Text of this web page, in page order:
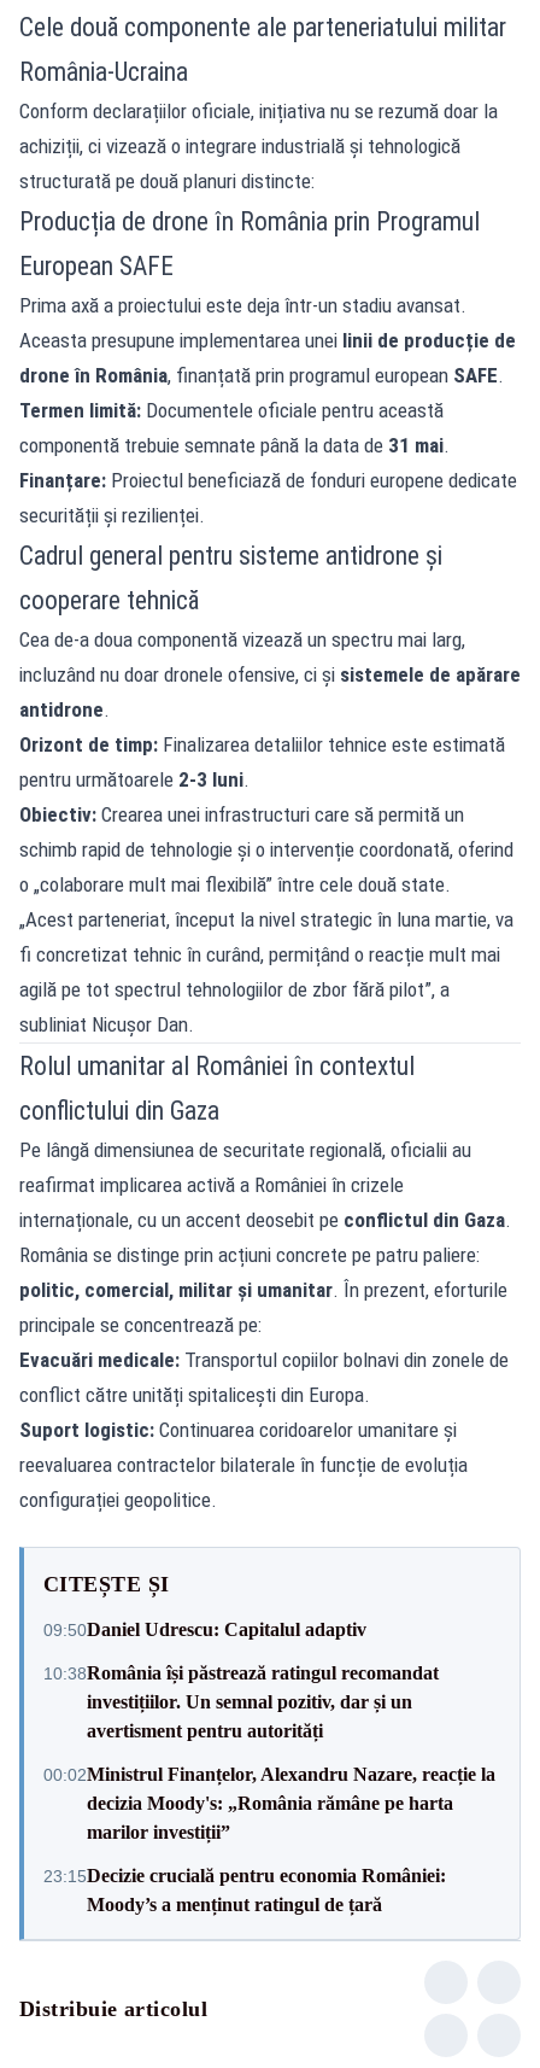
Cele două componente ale parteneriatului militar
România-Ucraina
Conform declarațiilor oficiale, inițiativa nu se rezumă doar la
achiziții, ci vizează o integrare industrială și tehnologică
structurată pe două planuri distincte:
Producția de drone în România prin Programul
European SAFE
Prima axă a proiectului este deja într-un stadiu avansat.
Aceasta presupune implementarea unei linii de producție de
drone în România, finanțată prin programul european SAFE.
Termen limită: Documentele oficiale pentru această
componentă trebuie semnate până la data de 31 mai.
Finanțare: Proiectul beneficiază de fonduri europene dedicate
securității și rezilienței.
Cadrul general pentru sisteme antidrone și
cooperare tehnică
Cea de-a doua componentă vizează un spectru mai larg,
incluzând nu doar dronele ofensive, ci și sistemele de apărare
antidrone.
Orizont de timp: Finalizarea detaliilor tehnice este estimată
pentru următoarele 2-3 luni.
Obiectiv: Crearea unei infrastructuri care să permită un
schimb rapid de tehnologie și o intervenție coordonată, oferind
o „colaborare mult mai flexibilă” între cele două state.
„Acest parteneriat, început la nivel strategic în luna martie, va
fi concretizat tehnic în curând, permițând o reacție mult mai
agilă pe tot spectrul tehnologiilor de zbor fără pilot”, a
subliniat Nicușor Dan.
Rolul umanitar al României în contextul
conflictului din Gaza
Pe lângă dimensiunea de securitate regională, oficialii au
reafirmat implicarea activă a României în crizele
internaționale, cu un accent deosebit pe conflictul din Gaza.
România se distinge prin acțiuni concrete pe patru paliere:
politic, comercial, militar și umanitar. În prezent, eforturile
principale se concentrează pe:
Evacuări medicale: Transportul copiilor bolnavi din zonele de
conflict către unități spitalicești din Europa.
Suport logistic: Continuarea coridoarelor umanitare și
reevaluarea contractelor bilaterale în funcție de evoluția
configurației geopolitice.
CITEȘTE ȘI
09:50Daniel Udrescu: Capitalul adaptiv
10:38România își păstrează ratingul recomandat
investițiilor. Un semnal pozitiv, dar și un
avertisment pentru autorități
00:02Ministrul Finanțelor, Alexandru Nazare, reacție la
decizia Moody's: „România rămâne pe harta
marilor investiții”
23:15Decizie crucială pentru economia României:
Moody’s a menținut ratingul de țară
Distribuie articolul